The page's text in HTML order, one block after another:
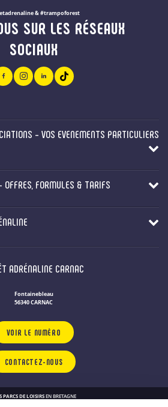
& #trampoforest
SUR LES RÉSEAUX
SOCIAUX
- VOS EVENEMENTS PARTICULIERS
FORMULES & TARIFS
ADRÉNALINE CARNAC
Fontainebleau
56340 CARNAC
VOIR LE NUMÉRO
CONTACTEZ-NOUS
PARCS DE LOISIRS EN BRETAGNE